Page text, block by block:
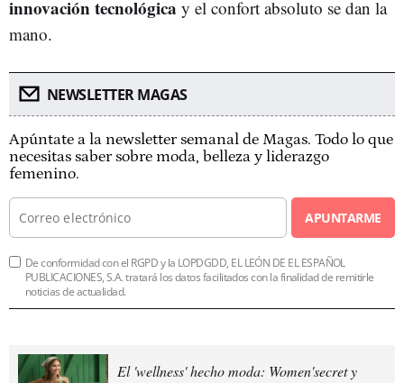
innovación tecnológica y el confort absoluto se dan la
mano.
NEWSLETTER MAGAS
Apúntate a la newsletter semanal de Magas. Todo lo que
necesitas saber sobre moda, belleza y liderazgo
femenino.
APUNTARME
De conformidad con el RGPD y la LOPDGDD, EL LEÓN DE EL ESPAÑOL
PUBLICACIONES, S.A. tratará los datos facilitados con la finalidad de remitirle
noticias de actualidad.
El 'wellness' hecho moda: Women'secret y